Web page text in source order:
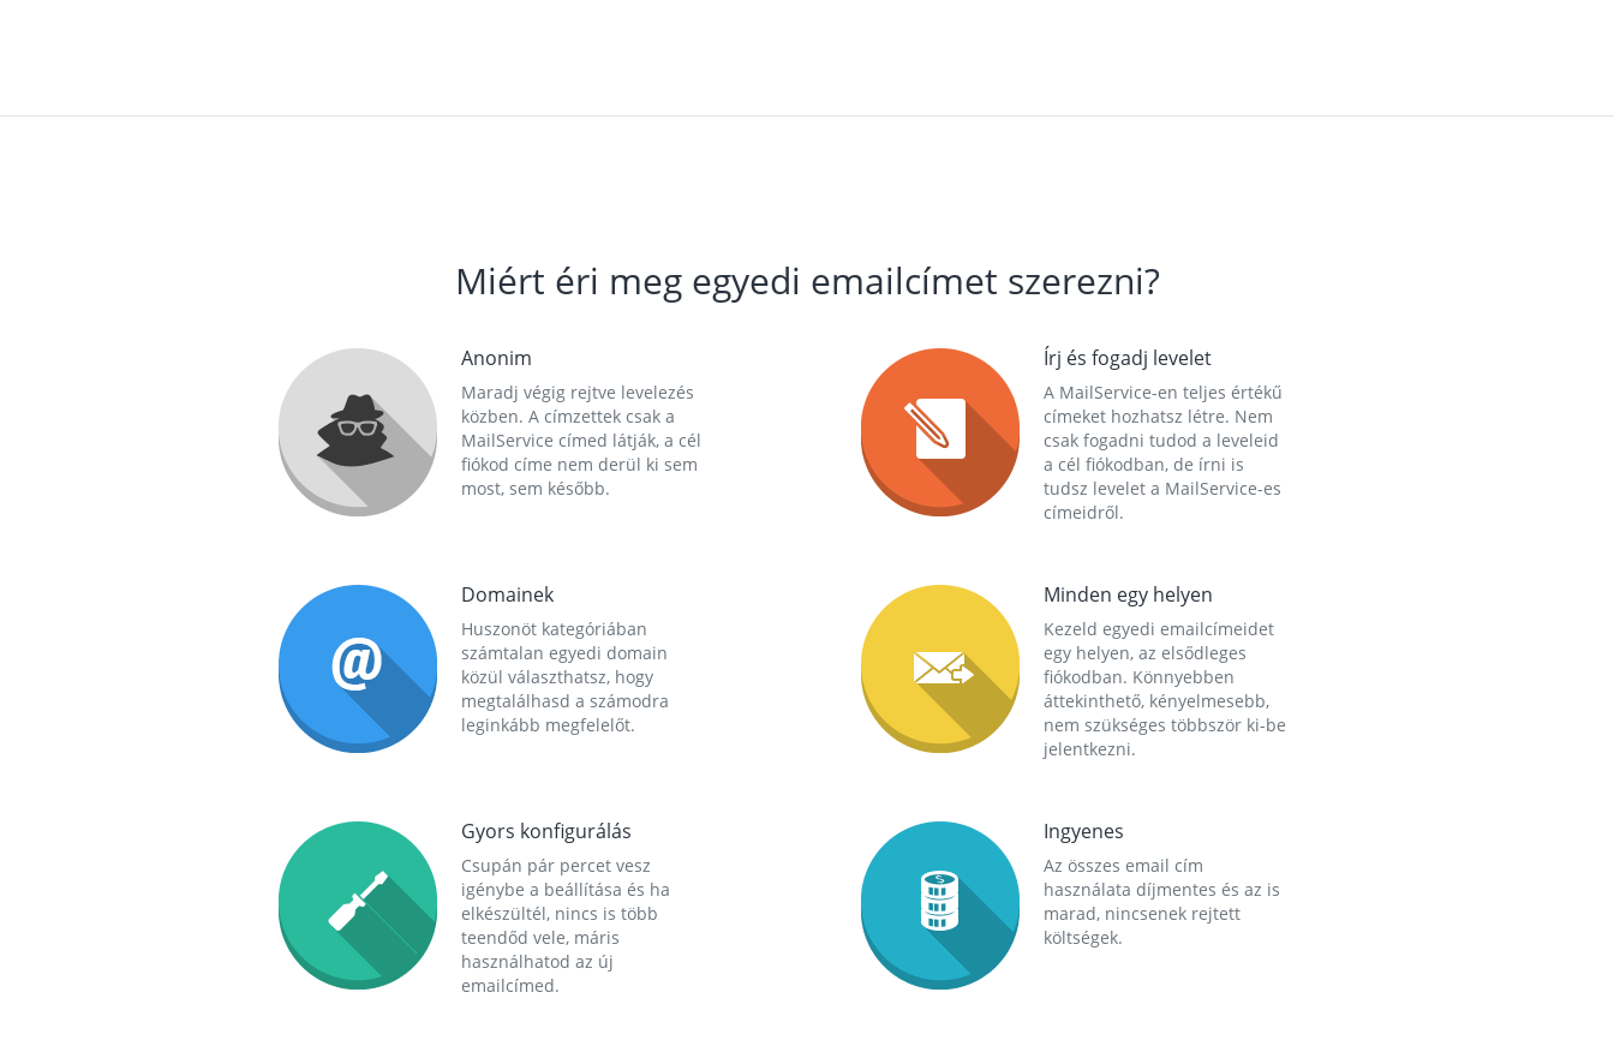
Miért éri meg egyedi emailcímet szerezni?
Anonim
Maradj végig rejtve levelezés
közben. A címzettek csak a
MailService címed látják, a cél
fiókod címe nem derül ki sem
most, sem később.
Írj és fogadj levelet
A MailService-en teljes értékű
címeket hozhatsz létre. Nem
csak fogadni tudod a leveleid
a cél fiókodban, de írni is
tudsz levelet a MailService-es
címeidről.
Domainek
Huszonöt kategóriában
számtalan egyedi domain
közül választhatsz, hogy
megtalálhasd a számodra
leginkább megfelelőt.
Minden egy helyen
Kezeld egyedi emailcímeidet
egy helyen, az elsődleges
fiókodban. Könnyebben
áttekinthető, kényelmesebb,
nem szükséges többször ki-be
jelentkezni.
Gyors konfigurálás
Csupán pár percet vesz
igénybe a beállítása és ha
elkészültél, nincs is több
teendőd vele, máris
használhatod az új
emailcímed.
Ingyenes
Az összes email cím
használata díjmentes és az is
marad, nincsenek rejtett
költségek.